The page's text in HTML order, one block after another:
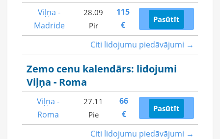
Citi lidojumu piedāvājumi →
Viļņa -
Madride
28.09
Pir
115
€
Pasūtīt
Zemo cenu kalendārs: lidojumi
Viļņa - Roma
Citi lidojumu piedāvājumi →
Viļņa -
Roma
27.11
Pie
66
€
Pasūtīt